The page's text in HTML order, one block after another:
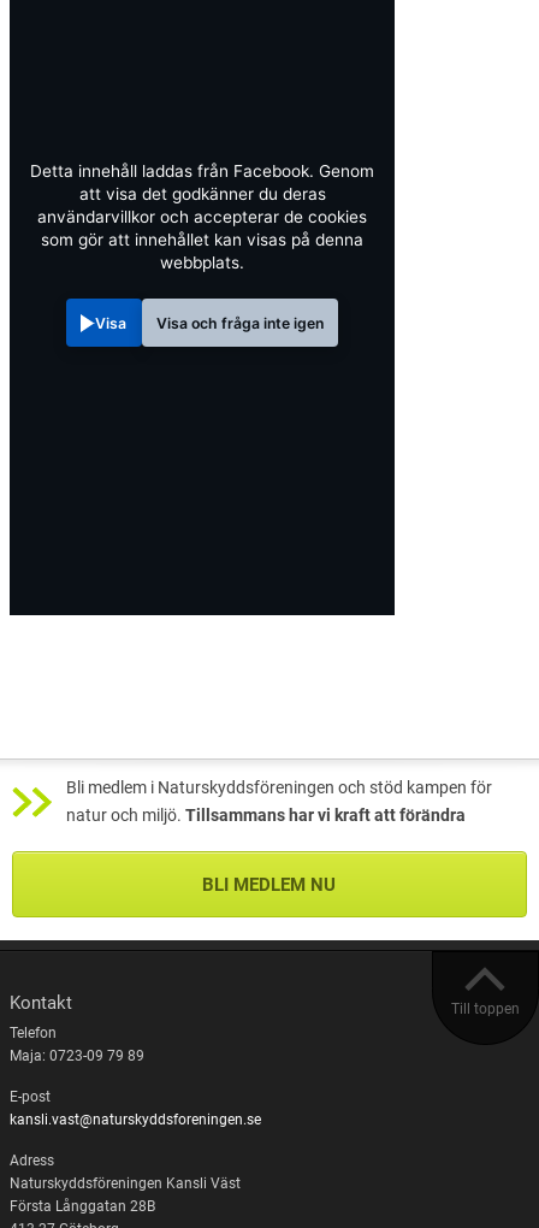
Detta innehåll laddas från Facebook. Genom
att visa det godkänner du deras
användarvillkor och accepterar de cookies
som gör att innehållet kan visas på denna
webbplats.
Visa Visa och fråga inte igen
Bli medlem i Naturskyddsföreningen och stöd kampen för
natur och miljö. Tillsammans har vi kraft att förändra
BLI MEDLEM NU
Till toppen
Kontakt
Telefon
Maja: 0723-09 79 89
E-post
kansli.vast@naturskyddsforeningen.se
Adress
Naturskyddsföreningen Kansli Väst
Första Långgatan 28B